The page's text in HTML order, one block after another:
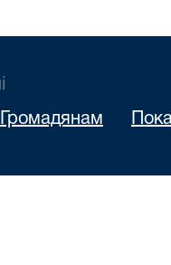
Громадянам